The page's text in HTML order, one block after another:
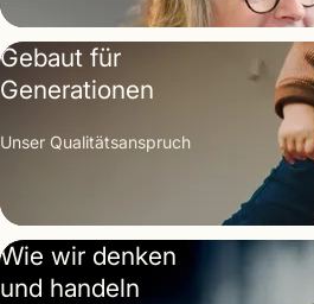
Gebaut für
Generationen
Unser Qualitäts­anspruch
Wie wir denken
und handeln